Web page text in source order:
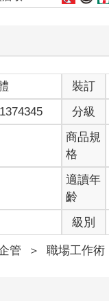
裝訂
分級
商品規
格
適讀年
齡
級別
管 ＞ 職場工作術